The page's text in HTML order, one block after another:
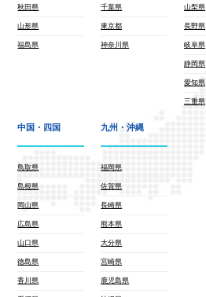
秋田県
山形県
福島県
千葉県
東京都
神奈川県
山梨県
長野県
岐阜県
静岡県
愛知県
三重県
中国・四国
鳥取県
島根県
岡山県
広島県
山口県
徳島県
香川県
九州・沖縄
福岡県
佐賀県
長崎県
熊本県
大分県
宮崎県
鹿児島県